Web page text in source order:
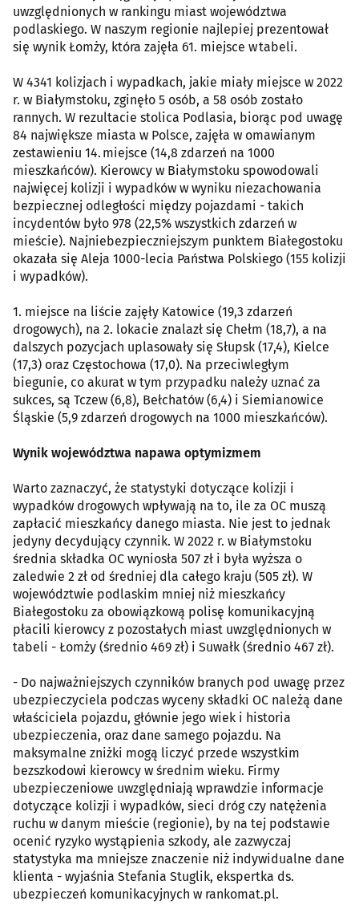
uwzględnionych w rankingu miast województwa
podlaskiego. W naszym regionie najlepiej prezentował
się wynik Łomży, która zajęła 61. miejsce w tabeli.
W 4341 kolizjach i wypadkach, jakie miały miejsce w 2022
r. w Białymstoku, zginęło 5 osób, a 58 osób zostało
rannych. W rezultacie stolica Podlasia, biorąc pod uwagę
84 największe miasta w Polsce, zajęła w omawianym
zestawieniu 14. miejsce (14,8 zdarzeń na 1000
mieszkańców). Kierowcy w Białymstoku spowodowali
najwięcej kolizji i wypadków w wyniku niezachowania
bezpiecznej odległości między pojazdami - takich
incydentów było 978 (22,5% wszystkich zdarzeń w
mieście). Najniebezpieczniejszym punktem Białegostoku
okazała się Aleja 1000-lecia Państwa Polskiego (155 kolizji
i wypadków).
1. miejsce na liście zajęły Katowice (19,3 zdarzeń
drogowych), na 2. lokacie znalazł się Chełm (18,7), a na
dalszych pozycjach uplasowały się Słupsk (17,4), Kielce
(17,3) oraz Częstochowa (17,0). Na przeciwległym
biegunie, co akurat w tym przypadku należy uznać za
sukces, są Tczew (6,8), Bełchatów (6,4) i Siemianowice
Śląskie (5,9 zdarzeń drogowych na 1000 mieszkańców).
Wynik województwa napawa optymizmem
Warto zaznaczyć, że statystyki dotyczące kolizji i
wypadków drogowych wpływają na to, ile za OC muszą
zapłacić mieszkańcy danego miasta. Nie jest to jednak
jedyny decydujący czynnik. W 2022 r. w Białymstoku
średnia składka OC wyniosła 507 zł i była wyższa o
zaledwie 2 zł od średniej dla całego kraju (505 zł). W
województwie podlaskim mniej niż mieszkańcy
Białegostoku za obowiązkową polisę komunikacyjną
płacili kierowcy z pozostałych miast uwzględnionych w
tabeli - Łomży (średnio 469 zł) i Suwałk (średnio 467 zł).
- Do najważniejszych czynników branych pod uwagę przez
ubezpieczyciela podczas wyceny składki OC należą dane
właściciela pojazdu, głównie jego wiek i historia
ubezpieczenia, oraz dane samego pojazdu. Na
maksymalne zniżki mogą liczyć przede wszystkim
bezszkodowi kierowcy w średnim wieku. Firmy
ubezpieczeniowe uwzględniają wprawdzie informacje
dotyczące kolizji i wypadków, sieci dróg czy natężenia
ruchu w danym mieście (regionie), by na tej podstawie
ocenić ryzyko wystąpienia szkody, ale zazwyczaj
statystyka ma mniejsze znaczenie niż indywidualne dane
klienta - wyjaśnia Stefania Stuglik, ekspertka ds.
ubezpieczeń komunikacyjnych w rankomat.pl.